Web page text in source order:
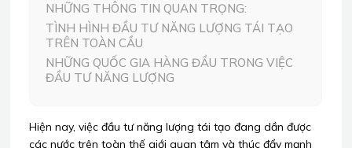
NHỮNG THÔNG TIN QUAN TRỌNG:
TÌNH HÌNH ĐẦU TƯ NĂNG LƯỢNG TÁI TẠO
TRÊN TOÀN CẦU
NHỮNG QUỐC GIA HÀNG ĐẦU TRONG VIỆC
ĐẦU TƯ NĂNG LƯỢNG
Hiện nay, việc đầu tư năng lượng tái tạo đang dần được
các nước trên toàn thế giới quan tâm và thúc đẩy mạnh